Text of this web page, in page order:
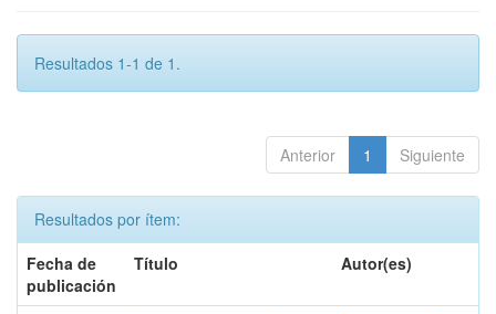
Resultados 1-1 de 1.
Anterior 1 Siguiente
Resultados por ítem:
Fecha de
publicación
Título Autor(es)